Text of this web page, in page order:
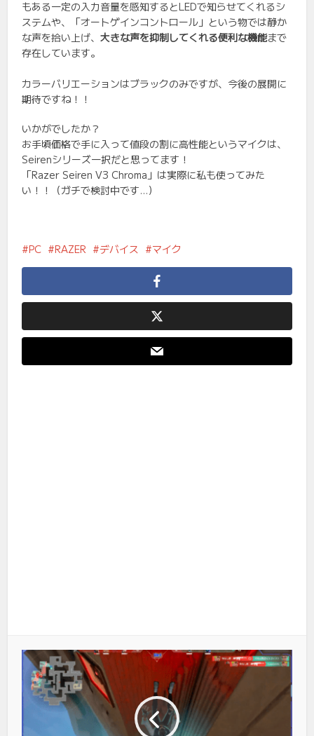
もある一定の入力音量を感知するとLEDで知らせてくれるシ
ステムや、「オートゲインコントロール」という物では静か
な声を拾い上げ、大きな声を抑制してくれる便利な機能まで
存在しています。
カラーバリエーションはブラックのみですが、今後の展開に
期待ですね！！
いかがでしたか？
お手頃価格で手に入って値段の割に高性能というマイクは、
Seirenシリーズ一択だと思ってます！
「Razer Seiren V3 Chroma」は実際に私も使ってみた
い！！（ガチで検討中です…）
PC RAZER デバイス マイク